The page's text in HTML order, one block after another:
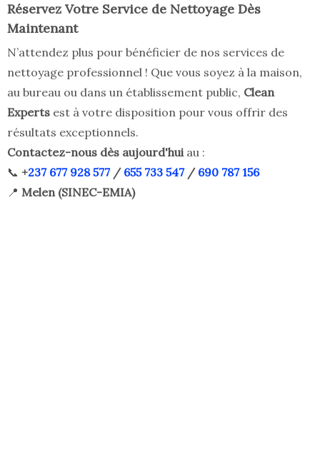
Réservez Votre Service de Nettoyage Dès
Maintenant
N’attendez plus pour bénéficier de nos services de
nettoyage professionnel ! Que vous soyez à la maison,
au bureau ou dans un établissement public, Clean
Experts est à votre disposition pour vous offrir des
résultats exceptionnels.
Contactez-nous dès aujourd'huiau :
📞 +237 677 928 577/ 655 733 547/ 690 787 156
📍 Melen (SINEC-EMIA)